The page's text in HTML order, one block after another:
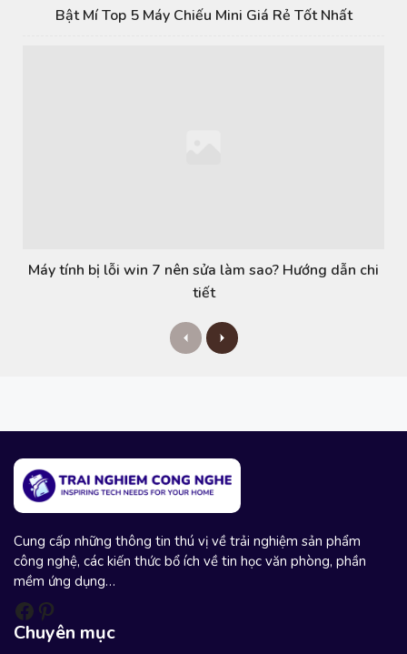
Bật Mí Top 5 Máy Chiếu Mini Giá Rẻ Tốt Nhất
Máy tính bị lỗi win 7 nên sửa làm sao? Hướng dẫn chi
tiết
P
r
u
N
e
Cung cấp những thông tin thú vị về trải nghiệm sản phẩm
công nghệ, các kiến thức bổ ích về tin học văn phòng, phần
mềm ứng dụng…
Facebook
Pinterest
Chuyên mục